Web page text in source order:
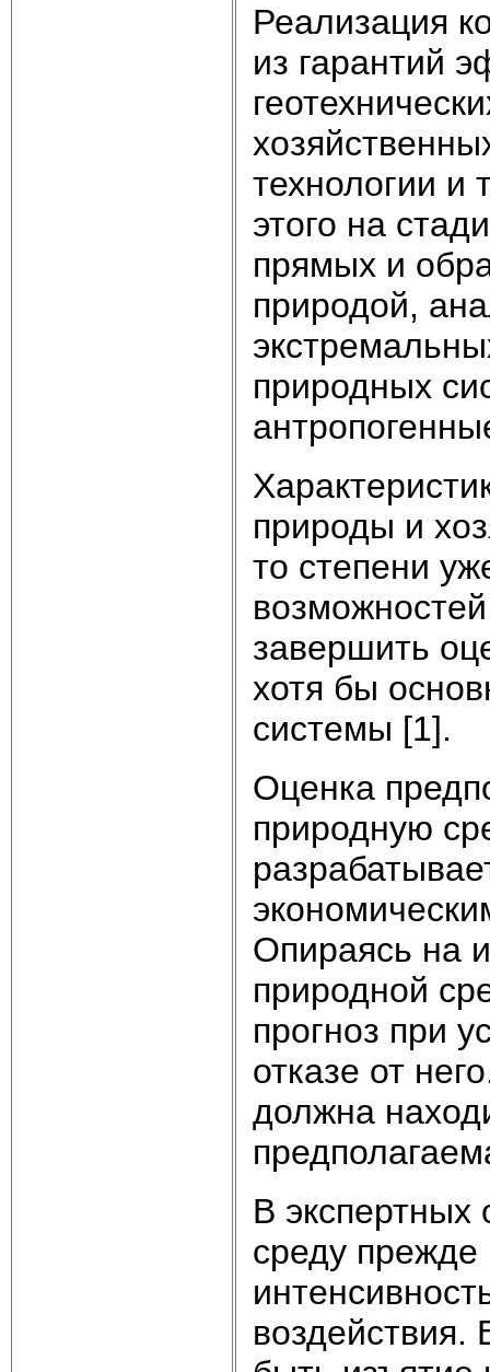
Реализация
из гарантий
технологии и
этого на
прямых и
природой,
природных
природы и
то степени
завершить
хотя бы
системы [1].
Оценка
природную
Опираясь на
природной
прогноз при
отказе от
должна
В экспертных
среду прежде
воздействия.